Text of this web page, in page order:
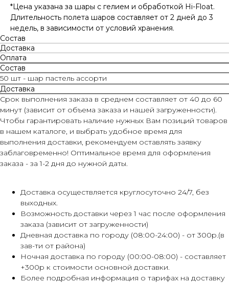
*Цена указана за шары с гелием и обработкой Hi-Float.
Длительность полета шаров составляет от 2 дней до 3
недель, в зависимости от условий хранения.
Состав
Доставка
Оплата
Состав
50 шт - шар пастель ассорти
Доставка
Срок выполнения заказа в среднем составляет от 40 до 60
минут (зависит от объема заказа и нашей загруженности).
Чтобы гарантировать наличие нужных Вам позиций товаров
в нашем каталоге, и выбрать удобное время для
выполнения доставки, рекомендуем оставлять заявку
заблаговременно! Оптимальное время для оформления
заказа - за 1-2 дня до нужной даты.
Доставка осуществляется круглосуточно 24/7, без
выходных.
Возможность доставки через 1 час после оформления
заказа (зависит от загруженности)
Дневная доставка по городу (08:00-24:00) - от 300р.(в
зав-ти от района)
Ночная доставка по городу (00:00-08:00) - составляет
+300р к стоимости основной доставки.
Более подробная информация о тарифах на доставку